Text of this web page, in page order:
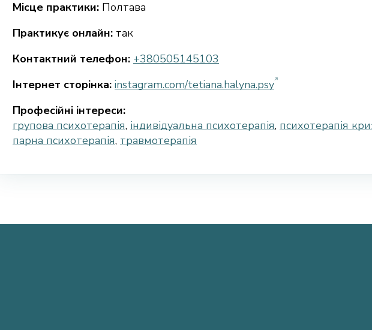
Місце практики: Полтава
Практикує онлайн: так
Контактний телефон: +380505145103
Інтернет сторінка: instagram.com/tetiana.halyna.psy
Професійні інтереси:
групова психотерапія, індивідуальна психотерапія, психотерапія
парна психотерапія, травмотерапія